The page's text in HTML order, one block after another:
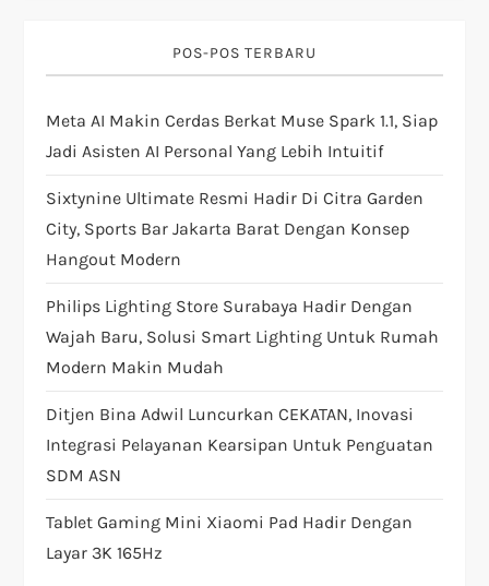
o
n
POS-POS TERBARU
Meta AI Makin Cerdas Berkat Muse Spark 1.1, Siap
Jadi Asisten AI Personal Yang Lebih Intuitif
Sixtynine Ultimate Resmi Hadir Di Citra Garden
City, Sports Bar Jakarta Barat Dengan Konsep
Hangout Modern
Philips Lighting Store Surabaya Hadir Dengan
Wajah Baru, Solusi Smart Lighting Untuk Rumah
Modern Makin Mudah
Ditjen Bina Adwil Luncurkan CEKATAN, Inovasi
Integrasi Pelayanan Kearsipan Untuk Penguatan
SDM ASN
Tablet Gaming Mini Xiaomi Pad Hadir Dengan
Layar 3K 165Hz